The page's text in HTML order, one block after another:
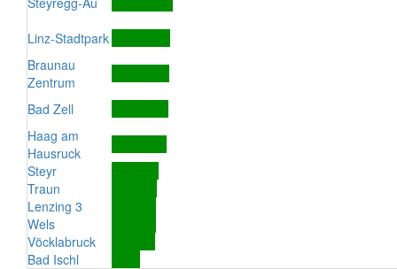
Linz-Stadtpark
Braunau
Zentrum
Bad Zell
Haag am
Hausruck
Steyr
Traun
Lenzing 3
Wels
Vöcklabruck
Bad Ischl